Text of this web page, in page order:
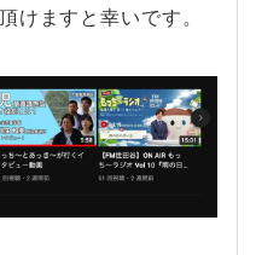
けますと幸いです。